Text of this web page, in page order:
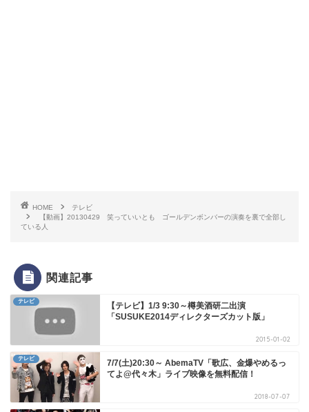
HOME
テレビ
【動画】20130429 笑っていいとも ゴールデンボンバーの演奏を裏で全部し
ている人
関連記事
テレビ
【テレビ】1/3 9:30～樽美酒研二出演
「SUSUKE2014ディレクターズカット版」
2015-01-02
テレビ
7/7(土)20:30～ AbemaTV「歌広、金爆やめるっ
てよ@代々木」ライブ映像を無料配信！
2018-07-07